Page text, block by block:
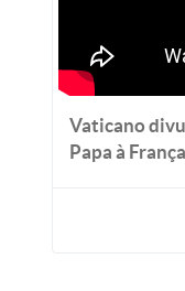
Vaticano
Papa à